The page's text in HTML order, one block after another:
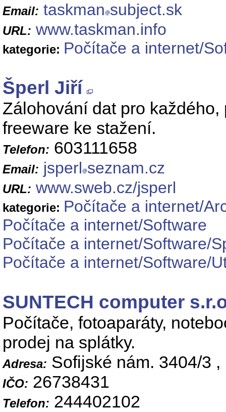
Email: taskman subject.sk
URL: www.taskman.info
kategorie: Počítače a internet/
Šperl Jiří
Zálohování dat pro
freeware ke stažení.
Telefon: 603111658
Email: jsperl seznam.cz
URL: www.sweb.cz/jsperl
kategorie: Počítače a internet/
Počítače a internet/Software
Počítače a internet/Software/
Počítače a internet/Software/
SUNTECH computer
Počítače, fotoaparáty,
prodej na splátky.
Adresa: Sofijské nám. 3404/3
IČO: 26738431
Telefon: 244402102